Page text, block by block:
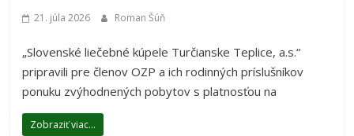
21. júla 2026 Roman Šúň
„Slovenské liečebné kúpele Turčianske Teplice, a.s.“
pripravili pre členov OZP a ich rodinných príslušníkov
ponuku zvýhodnených pobytov s platnosťou na
Zobraziť viac...